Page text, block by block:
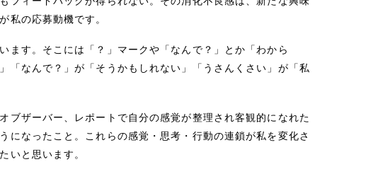
私の応募動機です。
ます。そこには「？」マークや「なんで？」とか「わから
「なんで？」が「そうかもしれない」「うさんくさい」が「私
ブザーバー、レポートで自分の感覚が整理され客観的になれた
なったこと。これらの感覚・思考・行動の連鎖が私を変化さ
いと思います。